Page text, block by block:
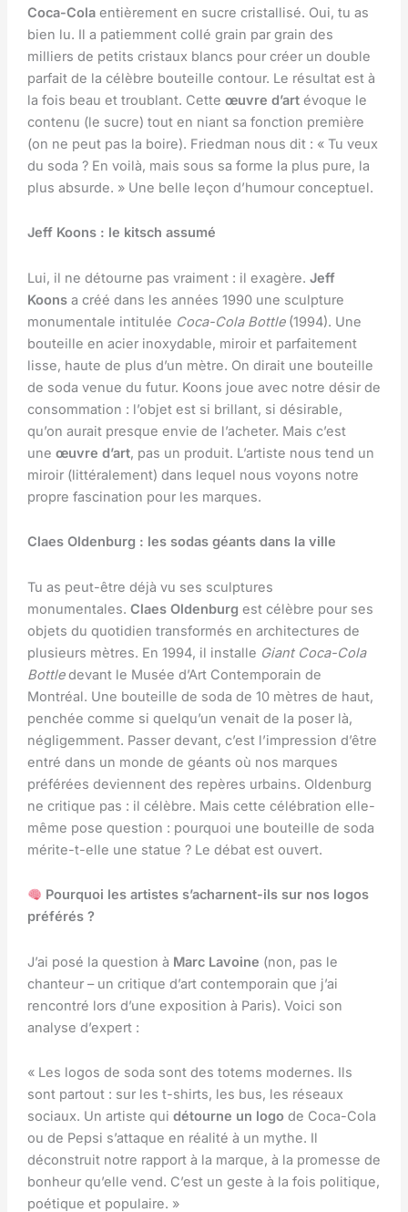
Coca-Colaentièrement en sucre cristallisé. Oui, tu as
bien lu. Il a patiemment collé grain par grain des
milliers de petits cristaux blancs pour créer un double
parfait de la célèbre bouteille contour. Le résultat est à
la fois beau et troublant. Cette œuvre d’artévoque le
contenu (le sucre) tout en niant sa fonction première
(on ne peut pas la boire). Friedman nous dit : « Tu veux
du soda ? En voilà, mais sous sa forme la plus pure, la
plus absurde. » Une belle leçon d’humour conceptuel.
Jeff Koons : le kitsch assumé
Lui, il ne détourne pas vraiment : il exagère. Jeff
Koonsa créé dans les années 1990 une sculpture
monumentale intitulée Coca-Cola Bottle(1994). Une
bouteille en acier inoxydable, miroir et parfaitement
lisse, haute de plus d’un mètre. On dirait une bouteille
de soda venue du futur. Koons joue avec notre désir de
consommation : l’objet est si brillant, si désirable,
qu’on aurait presque envie de l’acheter. Mais c’est
une œuvre d’art, pas un produit. L’artiste nous tend un
miroir (littéralement) dans lequel nous voyons notre
propre fascination pour les marques.
Claes Oldenburg : les sodas géants dans la ville
Tu as peut-être déjà vu ses sculptures
monumentales. Claes Oldenburg est célèbre pour ses
objets du quotidien transformés en architectures de
plusieurs mètres. En 1994, il installe Giant Coca-Cola
Bottledevant le Musée d’Art Contemporain de
Montréal. Une bouteille de soda de 10 mètres de haut,
penchée comme si quelqu’un venait de la poser là,
négligemment. Passer devant, c’est l’impression d’être
entré dans un monde de géants où nos marques
préférées deviennent des repères urbains. Oldenburg
ne critique pas : il célèbre. Mais cette célébration elle-
même pose question : pourquoi une bouteille de soda
mérite-t-elle une statue ? Le débat est ouvert.
Pourquoi les artistes s’acharnent-ils sur nos logos
préférés ?
J’ai posé la question à Marc Lavoine (non, pas le
chanteur – un critique d’art contemporain que j’ai
rencontré lors d’une exposition à Paris). Voici son
analyse d’expert :
« Les logos de soda sont des totems modernes. Ils
sont partout : sur les t-shirts, les bus, les réseaux
sociaux. Un artiste qui détourne un logode Coca-Cola
ou de Pepsi s’attaque en réalité à un mythe. Il
déconstruit notre rapport à la marque, à la promesse de
bonheur qu’elle vend. C’est un geste à la fois politique,
poétique et populaire. »